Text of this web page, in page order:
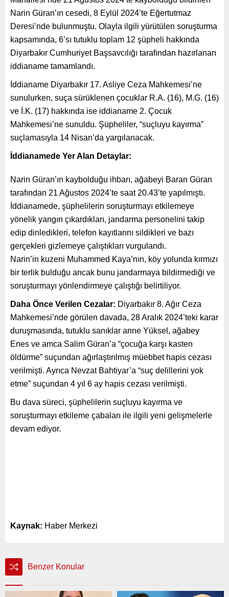
Narin Güran’ın cesedi, 8 Eylül 2024’te Eğertutmaz
Deresi’nde bulunmuştu. Olayla ilgili yürütülen soruşturma
kapsamında, 6’sı tutuklu toplam 12 şüpheli hakkında
Diyarbakır Cumhuriyet Başsavcılığı tarafından hazırlanan
iddianame tamamlandı.
İddianame Diyarbakır 17. Asliye Ceza Mahkemesi’ne
sunulurken, suça sürüklenen çocuklar R.A. (16), M.G. (16)
ve İ.K. (17) hakkında ise iddianame 2. Çocuk
Mahkemesi’ne sunuldu. Şüpheliler, “suçluyu kayırma”
suçlamasıyla 14 Nisan’da yargılanacak.
İddianamede Yer Alan Detaylar:
Narin Güran’ın kaybolduğu ihbarı, ağabeyi Baran Güran
tarafından 21 Ağustos 2024’te saat 20.43’te yapılmıştı.
İddianamede, şüphelilerin soruşturmayı etkilemeye
yönelik yangın çıkardıkları, jandarma personelini takip
edip dinledikleri, telefon kayıtlarını sildikleri ve bazı
gerçekleri gizlemeye çalıştıkları vurgulandı.
Narin’in kuzeni Muhammed Kaya’nın, köy yolunda kırmızı
bir terlik bulduğu ancak bunu jandarmaya bildirmediği ve
soruşturmayı yönlendirmeye çalıştığı belirtiliyor.
Daha Önce Verilen Cezalar: Diyarbakır 8. Ağır Ceza
Mahkemesi’nde görülen davada, 28 Aralık 2024’teki karar
duruşmasında, tutuklu sanıklar anne Yüksel, ağabey
Enes ve amca Salim Güran’a “çocuğa karşı kasten
öldürme” suçundan ağırlaştırılmış müebbet hapis cezası
verilmişti. Ayrıca Nevzat Bahtiyar’a “suç delillerini yok
etme” suçundan 4 yıl 6 ay hapis cezası verilmişti.
Bu dava süreci, şüphelilerin suçluyu kayırma ve
soruşturmayı etkileme çabaları ile ilgili yeni gelişmelerle
devam ediyor.
Kaynak: Haber Merkezi
Benzer Konular